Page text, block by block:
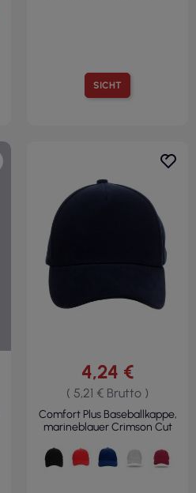
SICHT
4,24 €
( 5,21 € Brutto )
Comfort Plus Baseballkappe,
marineblauer Crimson Cut